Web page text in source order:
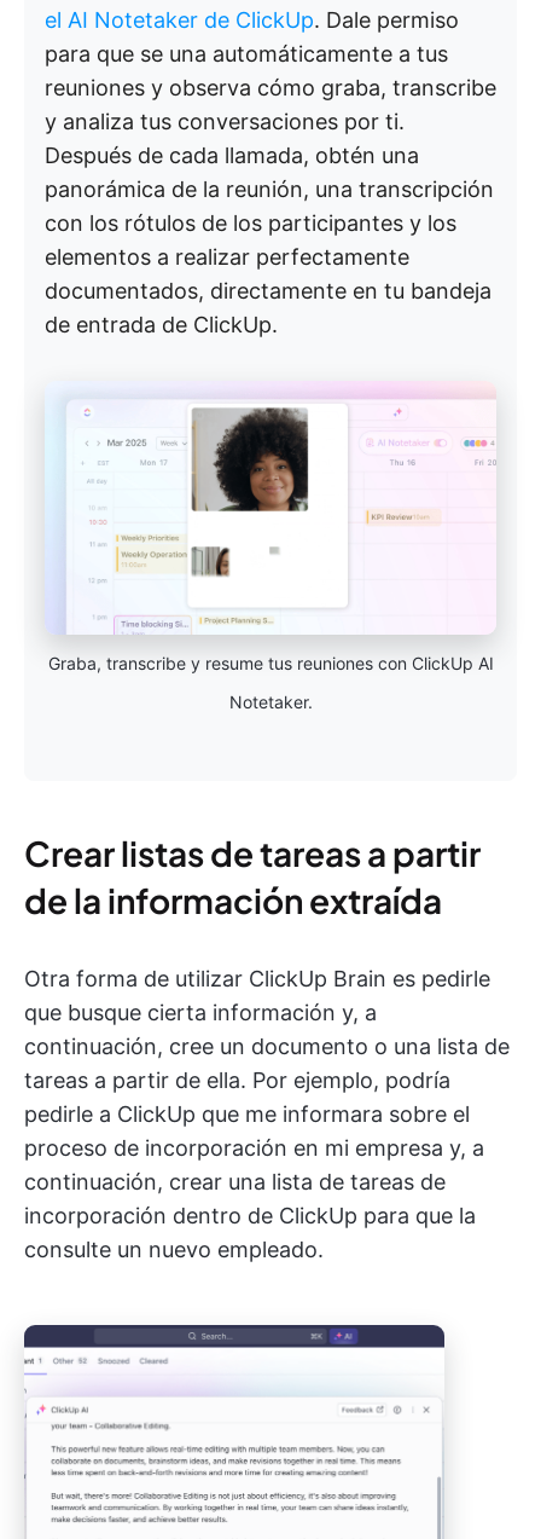
el AI Notetaker de ClickUp. Dale permiso
para que se una automáticamente a tus
reuniones y observa cómo graba, transcribe
y analiza tus conversaciones por ti.
Después de cada llamada, obtén una
panorámica de la reunión, una transcripción
con los rótulos de los participantes y los
elementos a realizar perfectamente
documentados, directamente en tu bandeja
de entrada de ClickUp.
Graba, transcribe y resume tus reuniones con ClickUp AI
Notetaker.
Crear listas de tareas a partir
de la información extraída
Otra forma de utilizar ClickUp Brain es pedirle
que busque cierta información y, a
continuación, cree un documento o una lista de
tareas a partir de ella. Por ejemplo, podría
pedirle a ClickUp que me informara sobre el
proceso de incorporación en mi empresa y, a
continuación, crear una lista de tareas de
incorporación dentro de ClickUp para que la
consulte un nuevo empleado.